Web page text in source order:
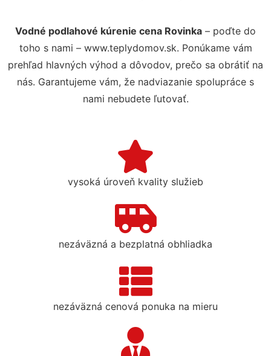
Vodné podlahové kúrenie cena Rovinka – poďte do
toho s nami – www.teplydomov.sk. Ponúkame vám
prehľad hlavných výhod a dôvodov, prečo sa obrátiť na
nás. Garantujeme vám, že nadviazanie spolupráce s
nami nebudete ľutovať.
vysoká úroveň kvality služieb
nezáväzná a bezplatná obhliadka
nezáväzná cenová ponuka na mieru